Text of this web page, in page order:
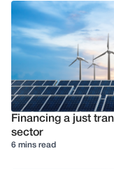
Financing a just
sector
6 mins read